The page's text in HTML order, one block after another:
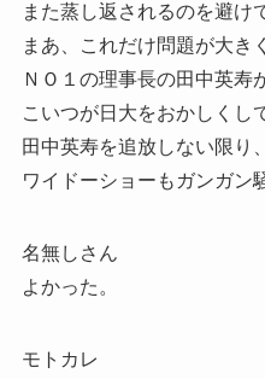
また蒸し返されるのを避け
まあ、これだけ問題が大き
ＮＯ１の理事長の田中英寿
こいつが日大をおかしくし
田中英寿を追放しない限り
ワイドーショーもガンガン
名無しさん
よかった。
モトカレ